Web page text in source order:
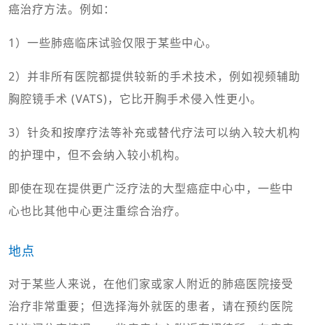
癌治疗方法。例如：
1）一些肺癌临床试验仅限于某些中心。
2）并非所有医院都提供较新的手术技术，例如视频辅助
胸腔镜手术 (VATS)，它比开胸手术侵入性更小。
3）针灸和按摩疗法等补充或替代疗法可以纳入较大机构
的护理中，但不会纳入较小机构。
即使在现在提供更广泛疗法的大型癌症中心中，一些中
心也比其他中心更注重综合治疗。
地点
对于某些人来说，在他们家或家人附近的肺癌医院接受
治疗非常重要；但选择海外就医的患者，请在预约医院